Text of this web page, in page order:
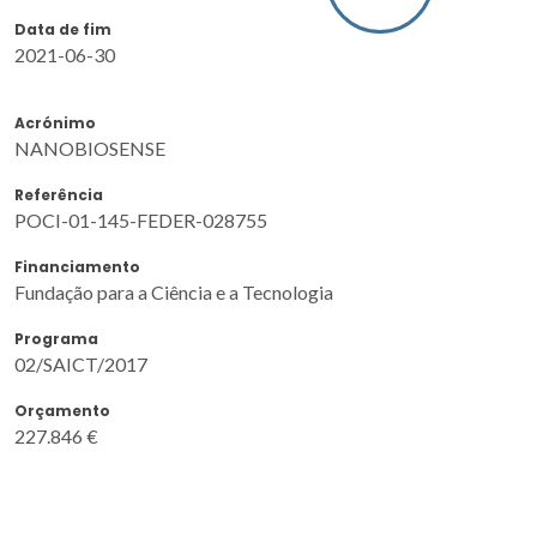
Data de fim
2021-06-30
Acrónimo
NANOBIOSENSE
Referência
POCI-01-145-FEDER-028755
Financiamento
Fundação para a Ciência e a Tecnologia
Programa
02/SAICT/2017
Orçamento
227.846 €